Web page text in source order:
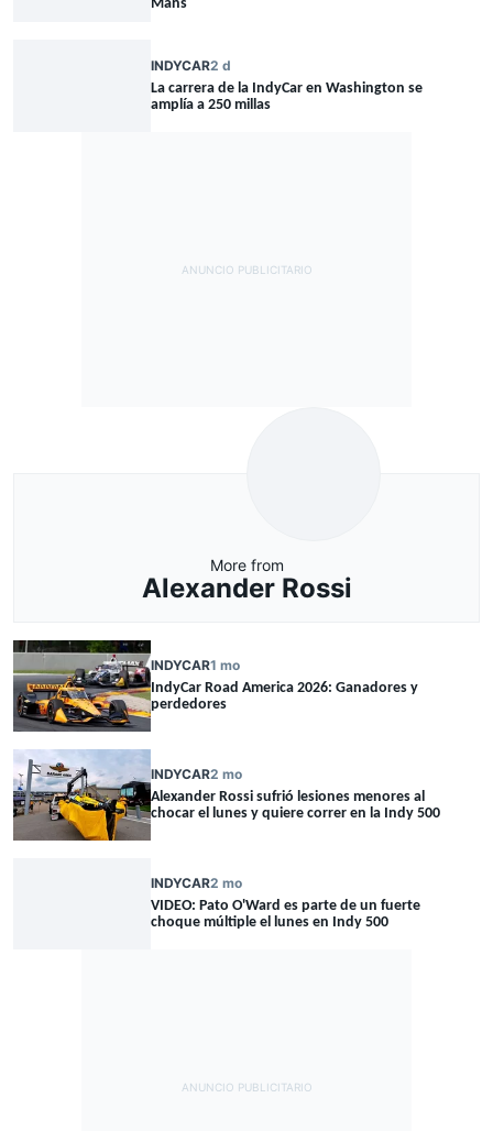
Mans
INDYCAR2 d
La carrera de la IndyCar en Washington se
amplía a 250 millas
More from
Alexander Rossi
INDYCAR1 mo
IndyCar Road America 2026: Ganadores y
perdedores
INDYCAR2 mo
Alexander Rossi sufrió lesiones menores al
chocar el lunes y quiere correr en la Indy 500
INDYCAR2 mo
VIDEO: Pato O'Ward es parte de un fuerte
choque múltiple el lunes en Indy 500